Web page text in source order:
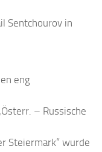
Sentchourov in
eng
– Russische
Steiermark“ wurde